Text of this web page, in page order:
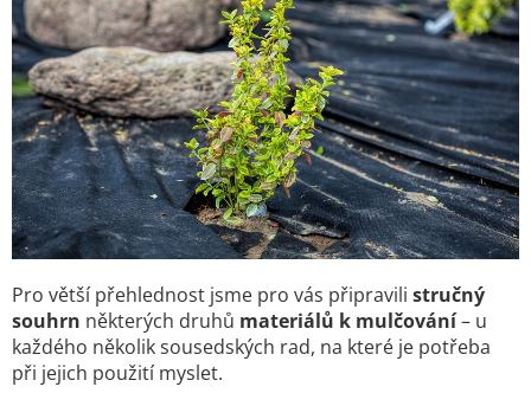
Pro větší přehlednost jsme pro vás připravili stručný
souhrn některých druhů materiálů k mulčování– u
každého několik sousedských rad, na které je potřeba
při jejich použití myslet.